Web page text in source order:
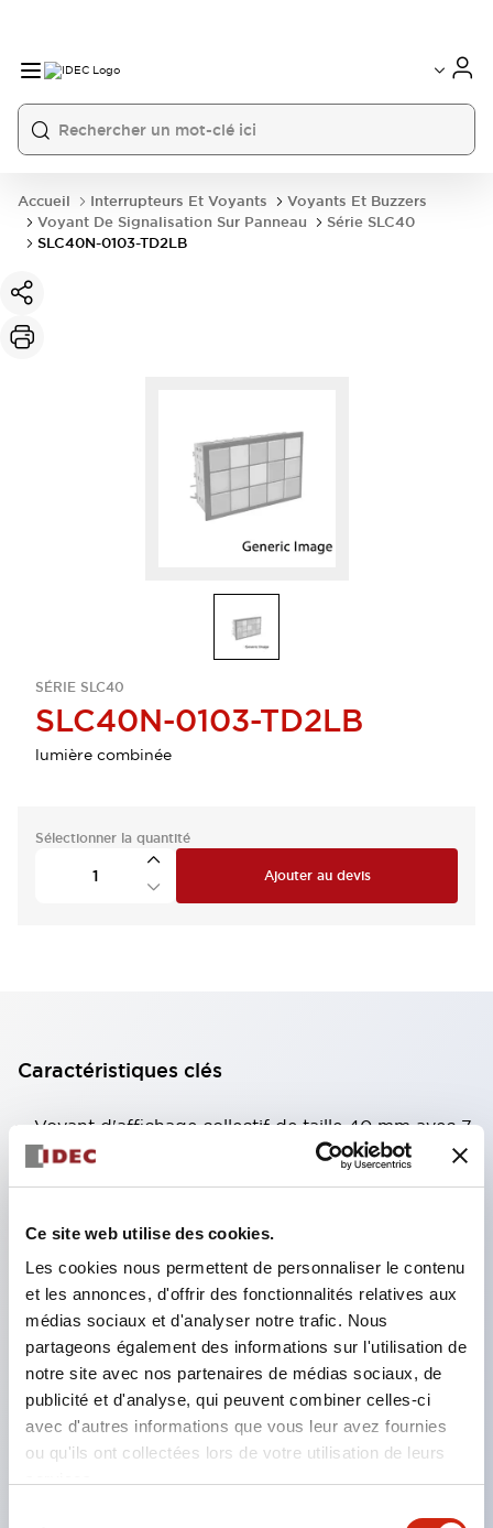
Ce site web utilise des cookies.
Les cookies nous permettent de personnaliser le contenu
et les annonces, d'offrir des fonctionnalités relatives aux
médias sociaux et d'analyser notre trafic. Nous
partageons également des informations sur l'utilisation de
notre site avec nos partenaires de médias sociaux, de
publicité et d'analyse, qui peuvent combiner celles-ci
avec d'autres informations que vous leur avez fournies
ou qu'ils ont collectées lors de votre utilisation de leurs
Accueil Interrupteurs Et Voyants
Voyants Et Buzzers
Voyant De Signalisation Sur Panneau
Série SLC40
SLC40N-0103-TD2LB
SÉRIE SLC40
SLC40N-0103-TD2LB
lumière combinée
Sélectionner la quantité
Ajouter au devis
Caractéristiques clés
Voyant d'affichage collectif de taille 40 mm avec 7
types de surfaces lumineuses au choix.
Équipé d'une fenêtre variable pour une meilleure
visibilité même en hauteur. (Sauf types C, L, G)
Utilisation de LED super lumineuses à émission de
surface ultra-haute intensité.
Réduction du temps de câblage grâce à la
structure à bornes SS, intégration du couvercle de
borne et du corps, et structure anti-chute des vis.
Adoption d'un support de liaison avec couvercle,
éliminant le besoin d'un couvercle de protection
contre les chocs électriques. (Lors de l'utilisation
combinée avec les bornes SS)